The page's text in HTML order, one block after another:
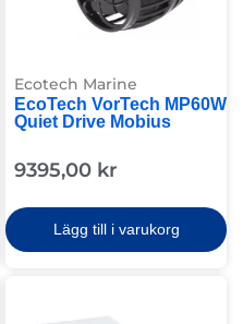
EcoTech VorTech MP60W
Quiet Drive Mobius
9395,00 kr
Lägg till i varukorg
Ecotech Marine